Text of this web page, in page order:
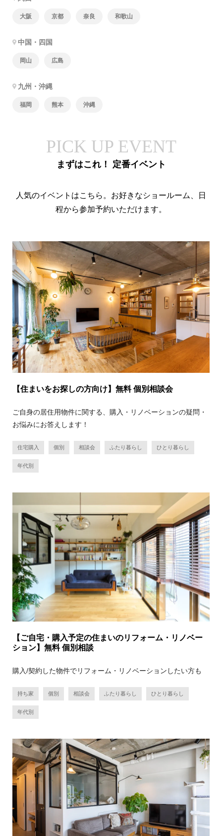
大阪 京都 奈良 和歌山
中国・四国
岡山 広島
九州・沖縄
福岡 熊本 沖縄
PICK UP EVENT
まずはこれ！ 定番イベント
人気のイベントはこちら。お好きなショールーム、日
程から参加予約いただけます。
【住まいをお探しの方向け】無料 個別相談会
ご自身の居住用物件に関する、購入・リノベーションの疑問・
お悩みにお答えします！
住宅購入 個別 相談会 ふたり暮らし ひとり暮らし
年代別
【ご自宅・購入予定の住まいのリフォーム・リノベー
ション】無料 個別相談
購入/契約した物件でリフォーム・リノベーションしたい方も
持ち家 個別 相談会 ふたり暮らし ひとり暮らし
年代別